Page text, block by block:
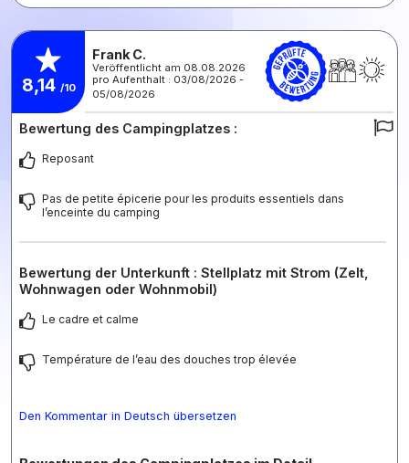
8,14 /10
Frank C.
Veröffentlicht am 08.08.2026
pro Aufenthalt : 03/08/2026 -
05/08/2026
Bewertung des Campingplatzes :
Reposant
Pas de petite épicerie pour les produits essentiels dans
l’enceinte du camping
Bewertung der Unterkunft : Stellplatz mit Strom (Zelt,
Wohnwagen oder Wohnmobil)
Le cadre et calme
Température de l’eau des douches trop élevée
Den Kommentar in Deutsch übersetzen